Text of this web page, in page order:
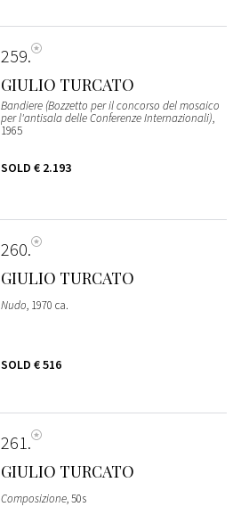
259
GIULIO TURCATO
Bandiere (Bozzetto per il concorso del mosaico
per l'antisala delle Conferenze Internazionali),
1965
SOLD € 2.193
260
GIULIO TURCATO
Nudo, 1970 ca.
SOLD € 516
261
GIULIO TURCATO
Composizione, 50s